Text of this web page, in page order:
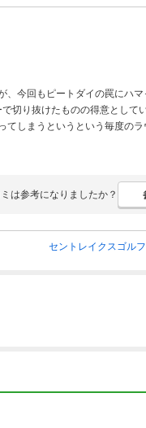
、今回もピートダイの罠にハ
切り抜けたものの得意として
しまうというという毎度のラ
は参考になりましたか？
セントレイクスゴル